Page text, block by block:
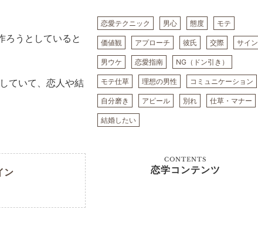
ろうとしていると
ていて、恋人や結
ン
恋愛テクニック 男心 態度 モテ
価値観 アプローチ 彼氏 交際 サイン
男ウケ 恋愛指南 NG（ドン引き）
モテ仕草 理想の男性 コミュニケーション
自分磨き アピール 別れ 仕草・マナー
結婚したい
CONTENTS
恋学コンテンツ